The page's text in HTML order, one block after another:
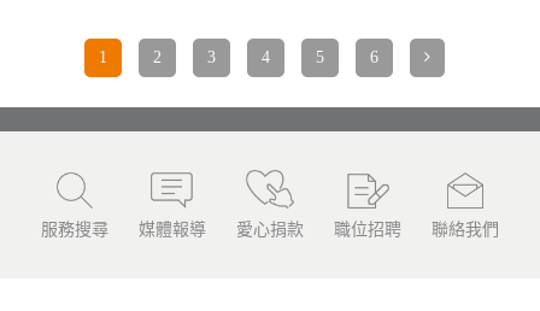
1 2 3 4 5 6
服務搜尋 媒體報導 愛心捐款 職位招聘 聯絡我們